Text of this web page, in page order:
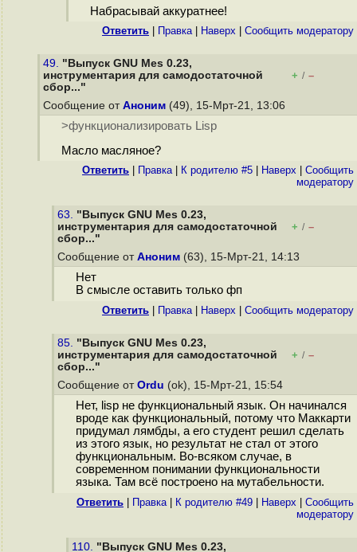
Набрасывай аккуратнее!
Ответить Правка| Наверх Cообщить модератору
49. "Выпуск GNU Mes 0.23,
инструментария для самодостаточной
сбор..."
+ / –
Сообщение от Аноним (49), 15-Мрт-21, 13:06
>функционализировать Lisp
Масло масляное?
Ответить Правка| К родителю #5 Наверх
Cообщить
модератору
63. "Выпуск GNU Mes 0.23,
инструментария для самодостаточной
сбор..."
+ / –
Сообщение от Аноним (63), 15-Мрт-21, 14:13
Нет
В смысле оставить только фп
Ответить Правка| Наверх Cообщить модератору
85. "Выпуск GNU Mes 0.23,
инструментария для самодостаточной
сбор..."
+ / –
Сообщение от Ordu (ok), 15-Мрт-21, 15:54
Нет, lisp не функциональный язык. Он начинался
вроде как функциональный, потому что Маккарти
придумал лямбды, а его студент решил сделать
из этого язык, но результат не стал от этого
функциональным. Во-всяком случае, в
современном понимании функциональности
языка. Там всё построено на мутабельности.
Ответить Правка| К родителю #49 Наверх
Cообщить
модератору
110. "Выпуск GNU Mes 0.23,